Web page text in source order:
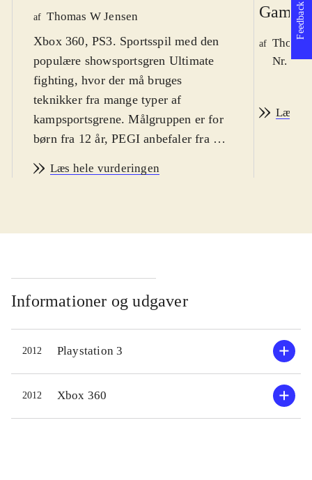
af Thomas W Jensen
Xbox 360, PS3. Sportsspil med den
populære showsportsgren Ultimate
fighting, hvor der må bruges
teknikker fra mange typer af
kampsportsgrene. Målgruppen er for
børn fra 12 år, PEGI anbefaler fra 16
indhold. Sværhedsgraden er
Ultimate fighting er en hastigt
popularitet og antallet af udøvere.
UFC undisputed 3 indeholder et stort
antal forskellige spilmodes, der
tilfredsstiller både singleplayere og
onlinegamere. I singleplayer kan der
vælges en omfattende karrieredel,
hvor man skaber sin egen spilfigur
Læs hele vurderingen
Game
af
Nr.
Læs
Informationer og udgaver
2012 Playstation 3
2012 Xbox 360
Feedback